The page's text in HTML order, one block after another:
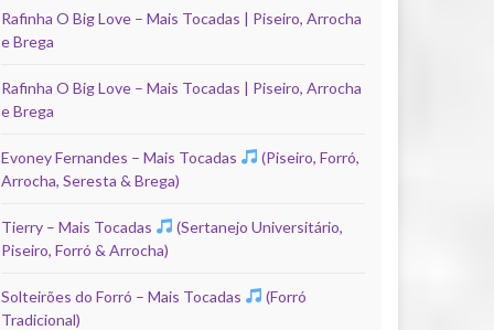
Rafinha O Big Love – Mais Tocadas | Piseiro, Arrocha
e Brega
Rafinha O Big Love – Mais Tocadas | Piseiro, Arrocha
e Brega
Evoney Fernandes – Mais Tocadas
(Piseiro, Forró,
Arrocha, Seresta & Brega)
Tierry – Mais Tocadas
(Sertanejo Universitário,
Piseiro, Forró & Arrocha)
Solteirões do Forró – Mais Tocadas
(Forró
Tradicional)